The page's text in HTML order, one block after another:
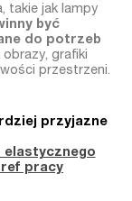
takie jak lampy
być
do potrzeb
obrazy, grafiki
przestrzeni.
przyjazne
elastycznego
pracy